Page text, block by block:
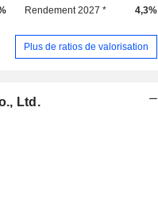
Rendement 2027 * 4,3%
Plus de ratios de valorisation
Ltd.